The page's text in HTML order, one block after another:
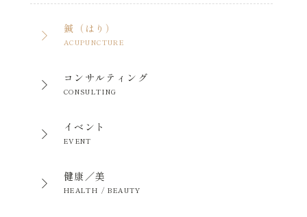
鍼（はり）
ACUPUNCTURE
コンサルティング
CONSULTING
イベント
EVENT
健康／美
HEALTH / BEAUTY